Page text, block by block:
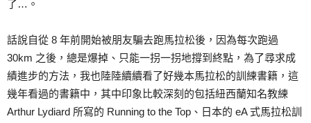
了…。
話說自從 8 年前開始被朋友騙去跑馬拉松後，因為每次跑過
30km 之後，總是爆掉、只能一拐一拐地撐到終點，為了尋求成
績進步的方法，我也陸陸續續看了好幾本馬拉松的訓練書籍，這
幾年看過的書籍中，其中印象比較深刻的包括紐西蘭知名教練
Arthur Lydiard 所寫的 Running to the Top、日本的 eA 式馬拉松訓